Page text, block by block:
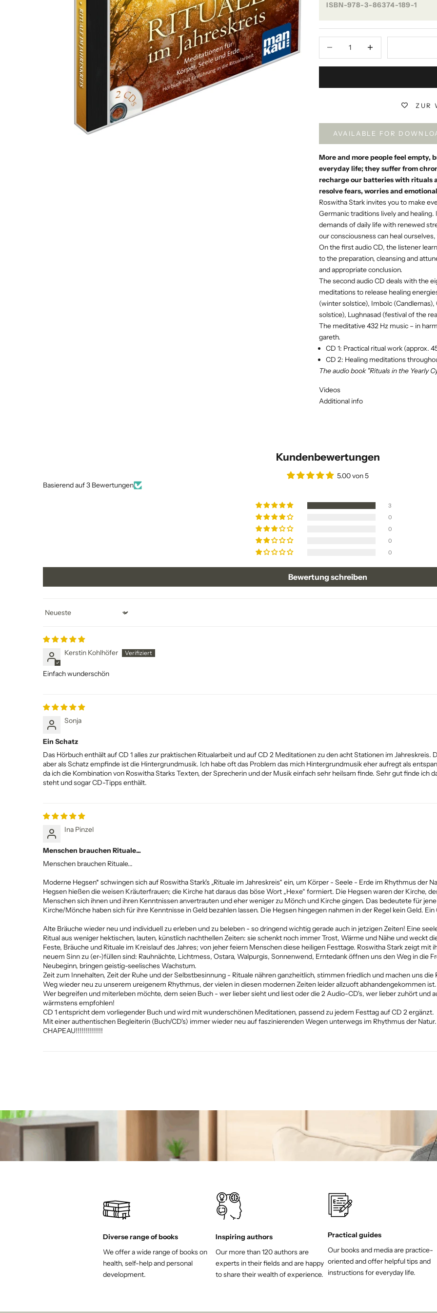
ISBN-978-3-86374-189-1
ZUR
AVAILABLE FOR
More and more people feel empty,
everyday life; they suffer from
recharge our batteries with rituals
resolve fears, worries and
Roswitha Stark invites you to make
Germanic traditions lively and healing.
demands of daily life with renewed
our consciousness can heal
On the first audio CD, the listener
to the preparation, cleansing and
and appropriate conclusion.
The second audio CD deals with the
meditations to release healing
(winter solstice), Imbolc
solstice), Lughnasad (festival of the
The meditative 432 Hz music – in
gareth.
CD 1: Practical ritual work (approx.
CD 2: Healing meditations
The audio book "Rituals in the Yearly
Videos
Additional info
Kundenbewertungen
5.00 von 5
Basierend auf 3 Bewertungen
3
0
0
0
0
Bewertung schreiben
Sort by
Kerstin Kohlhöfer
Einfach wunderschön
Sonja
Ein Schatz
Das Hörbuch enthält auf CD 1 alles zur praktischen Ritualarbeit und auf CD 2 Meditationen zu den acht Stationen im
aber als Schatz empfinde ist die Hintergrundmusik. Ich habe oft das Problem das mich Hintergrundmusik eher aufregt als
da ich die Kombination von Roswitha Starks Texten, der Sprecherin und der Musik einfach sehr heilsam finde. Sehr gut finde ich
steht und sogar CD-Tipps enthält.
Ina Pinzel
Menschen brauchen Rituale...
Menschen brauchen Rituale...
Moderne Hegsen* schwingen sich auf Roswitha Stark's „Rituale im Jahreskreis“ ein, um Körper - Seele - Erde im Rhythmus der
Hegsen hießen die weisen Kräuterfrauen; die Kirche hat daraus das böse Wort „Hexe“ formiert. Die Hegsen waren der Kirche,
Menschen sich ihnen und ihren Kenntnissen anvertrauten und eher weniger zu Mönch und Kirche gingen. Das bedeutete für
Kirche/Mönche haben sich für ihre Kenntnisse in Geld bezahlen lassen. Die Hegsen hingegen nahmen in der Regel kein Geld.
Alte Bräuche wieder neu und individuell zu erleben und zu beleben - so dringend wichtig gerade auch in jetzigen Zeiten! Eine
Ritual aus weniger hektischen, lauten, künstlich nachthellen Zeiten: sie schenkt noch immer Trost, Wärme und Nähe und weckt
Feste, Bräuche und Rituale im Kreislauf des Jahres; von jeher feiern Menschen diese heiligen Festtage. Roswitha Stark zeigt
neuem Sinn zu (er-)füllen sind: Rauhnächte, Lichtmess, Ostara, Walpurgis, Sonnenwend, Erntedank öffnen uns den Weg in die
Neubeginn, bringen geistig-seelisches Wachstum.
Zeit zum Innehalten, Zeit der Ruhe und der Selbstbesinnung - Rituale nähren ganzheitlich, stimmen friedlich und machen uns
Weg wieder neu zu unserem ureigenem Rhythmus, der vielen in diesen modernen Zeiten leider allzuoft abhandengekommen ist.
Wer begreifen und miterleben möchte, dem seien Buch - wer lieber sieht und liest oder die 2 Audio-CD's, wer lieber zuhört und
wärmstens empfohlen!
CD 1 entspricht dem vorliegender Buch und wird mit wunderschönen Meditationen, passend zu jedem Festtag auf CD 2 ergänzt.
Mit einer authentischen Begleiterin (Buch/CD's) immer wieder neu auf faszinierenden Wegen unterwegs im Rhythmus der Natur.
CHAPEAU!!!!!!!!!!!!!!
Diverse range of books
We offer a wide range of books on
health, self-help and personal
development.
Inspiring authors
Our more than 120 authors are
experts in their fields and are happy
to share their wealth of experience.
Practical guides
Our books and media are practice-
oriented and offer helpful tips and
instructions for everyday life.